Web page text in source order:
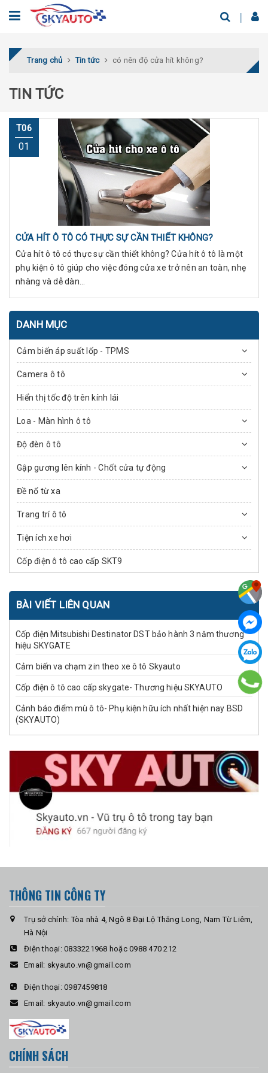
Trang chủ Tin tức có nên độ cửa hít không?
TIN TỨC
T06
01
CỬA HÍT Ô TÔ CÓ THỰC SỰ CẦN THIẾT KHÔNG?
Cửa hít ô tô có thực sự cần thiết không? Cửa hít ô tô là một
phụ kiện ô tô giúp cho việc đóng cửa xe trở nên an toàn, nhẹ
nhàng và dễ dàn...
DANH MỤC
Cảm biến áp suất lốp - TPMS
Camera ô tô
Hiển thị tốc độ trên kính lái
Loa - Màn hình ô tô
Độ đèn ô tô
Gập gương lên kính - Chốt cửa tự động
Đề nổ từ xa
Trang trí ô tô
Tiện ích xe hơi
Cốp điện ô tô cao cấp SKT9
BÀI VIẾT LIÊN QUAN
Cốp điện Mitsubishi Destinator DST bảo hành 3 năm thương
hiệu SKYGATE
Cảm biến va chạm zin theo xe ô tô Skyauto
Cốp điện ô tô cao cấp skygate- Thương hiệu SKYAUTO
Cảnh báo điểm mù ô tô- Phụ kiện hữu ích nhất hiện nay BSD
(SKYAUTO)
THÔNG TIN CÔNG TY
Trụ sở chính: Tòa nhà 4, Ngõ 8 Đại Lộ Thăng Long, Nam Từ Liêm,
Hà Nội
Điện thoại: 0833221968 hoặc 0988 470 212
Email: skyauto.vn@gmail.com
Điện thoại: 0987459818
Email: skyauto.vn@gmail.com
CHÍNH SÁCH